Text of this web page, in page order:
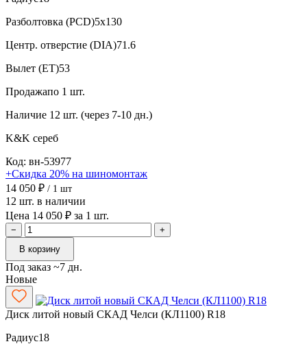
Разболтовка (PCD)5x130
Центр. отверстие (DIA)71.6
Вылет (ET)53
Продажапо 1 шт.
Наличие 12 шт. (через 7-10 дн.)
K&K сереб
Код: вн-53977
+Скидка 20% на шиномонтаж
14 050 ₽ / 1 шт
12 шт. в наличии
Цена 14 050 ₽ за 1 шт.
−
+
В корзину
Под заказ ~7 дн.
Новые
Диск литой новый СКАД Челси (КЛ1100) R18
Радиус18